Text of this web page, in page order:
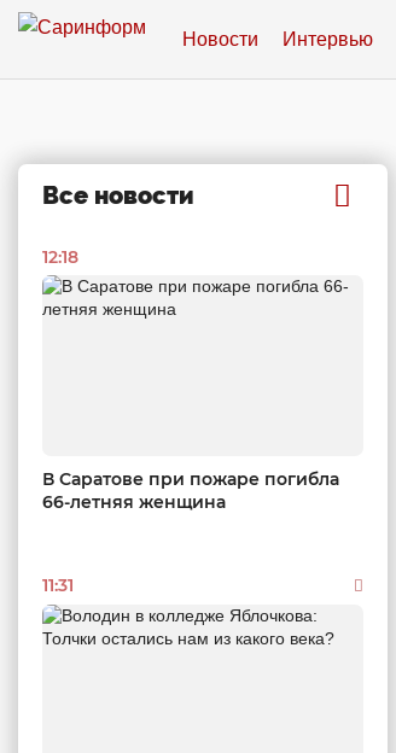
Новости Интервью
Все новости
12:18
В Саратове при пожаре погибла
66-летняя женщина
11:31